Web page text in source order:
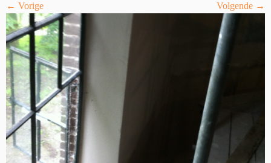
← Vorige Volgende →